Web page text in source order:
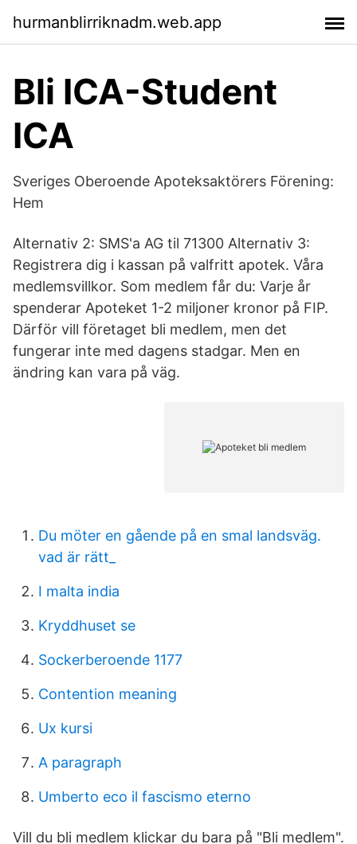
hurmanblirriknadm.web.app
Bli ICA-Student
ICA
Sveriges Oberoende Apoteksaktörers Förening:
Hem
Alternativ 2: SMS'a AG til 71300 Alternativ 3:
Registrera dig i kassan på valfritt apotek. Våra
medlemsvillkor. Som medlem får du: Varje år
spenderar Apoteket 1-2 miljoner kronor på FIP.
Därför vill företaget bli medlem, men det
fungerar inte med dagens stadgar. Men en
ändring kan vara på väg.
Du möter en gående på en smal landsväg.
vad är rätt_
I malta india
Kryddhuset se
Sockerberoende 1177
Contention meaning
Ux kursi
A paragraph
Umberto eco il fascismo eterno
Vill du bli medlem klickar du bara på "Bli medlem".